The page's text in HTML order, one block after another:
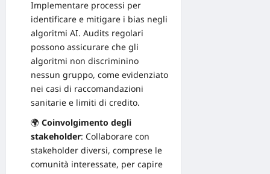
Implementare processi per
identificare e mitigare i bias negli
algoritmi AI. Audits regolari
possono assicurare che gli
algoritmi non discriminino
nessun gruppo, come evidenziato
nei casi di raccomandazioni
sanitarie e limiti di credito.
🌍 Coinvolgimento degli
stakeholder: Collaborare con
stakeholder diversi, comprese le
comunità interessate, per capire